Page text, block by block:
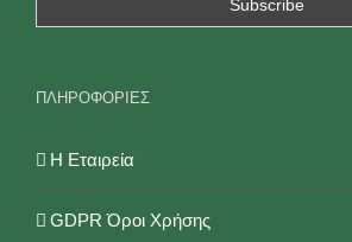
ΠΛΗΡΟΦΟΡΙΕΣ
Η Εταιρεία
GDPR Όροι Χρήσης